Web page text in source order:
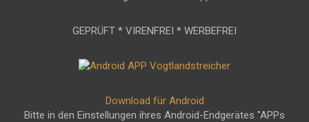
GEPRÜFT * VIRENFREI * WERBEFREI
Download für Android
Bitte in den Einstellungen ihres Android-Endgerätes "APPs